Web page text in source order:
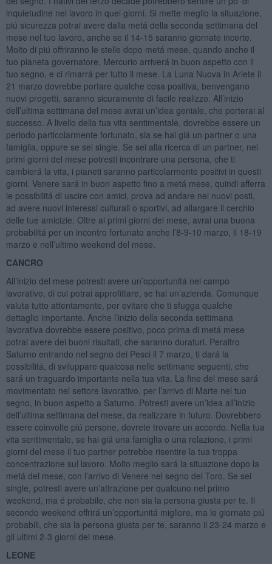
inquietudine nel lavoro in quei giorni. Si mette meglio la situazione,
piú sicurezza potrai avere dalla metá della seconda settimana del
mese nel tuo lavoro, anche se il 14-15 saranno giornate incerte.
Molto di piú offriranno le stelle dopo metá mese, quando anche il
tuo pianeta governatore, Mercurio arriverá in buon aspetto con il
tuo segno, e ci rimarrá per tutto il mese. La Luna Nuova in Ariete il
21 marzo dovrebbe portare qualche cosa positiva, benvengano
nuovi progetti, saranno sicuramente di facile realizzo. All’inizio
dell’ultima settimana del mese avrai un’idea geniale, che porterai al
successo. A livello della tua vita sentimentale, dovrebbe essere un
periodo particolarmente fortunato, sia se hai giá un partner o una
famiglia, oppure se sei single. Se sei alla ricerca di un partner, nei
primi giorni del mese potresti incontrare una persona, che ti
cambierá la vita, i pianeti saranno particolarmente positivi in questi
giorni. Venere sará in buon aspetto fino a metá mese, quindi afferra
le possibilitá di uscire con amici, prova ad andare nei nuovi posti,
ad avere nuovi interessi culturali o sportivi, ad allargare il cerchio
delle tue amicizie. Oltre ai primi giorni del mese, avrai una buona
probabilitá per un incontro fortunato anche l’8-9-10 marzo, il 18-19
marzo e nell’ultimo weekend del mese.
CANCRO
All’inizio del mese potresti avere un’opportunitá nel campo
lavorativo, di cui potrai approfittare, se hai un’azienda. Comunque
valuta tutto attentamente, per evitare che ti sfugga qualche
dettaglio importante. Anche l’inizio della seconda settimana
lavorativa dovrebbe essere positivo, poco prima di metá mese
potrai avere dei buoni risultati, che saranno duraturi. Peraltro
Saturno entrando nel segno dei Pesci il 7 marzo, ti dará la
possibilitá, di sviluppare qualcosa nelle settimane seguenti, che
sará un traguardo importante nella tua vita. La fine del mese sará
movimentato nel settore lavorativo, per l’arrivo di Marte nel tuo
segno, in buon aspetto a Saturno. Potresti avere un’idea all’inizio
dell’ultima settimana del mese, da realizzare in futuro. Dovrebbero
essere coinvolte piú persone, dovrete trovare un accordo. Nella tua
vita sentimentale, se hai giá una famiglia o una relazione, i primi
giorni del mese il tuo partner potrebbe risentire la tua troppa
concentrazione sul lavoro. Molto meglio sará la situazione dopo la
metá del mese, con l’arrivo di Venere nel segno del Toro. Se sei
single, potresti avere un’attrazione per qualcuno nel primo
weekend, ma é probabile, che non sia la persona giusta per te. Il
secondo weekend offrirá un’opportunitá migliore, ma le giornate piú
probabili, che sia la persona giusta per te, saranno il 23-24 marzo e
gli ultimi 2-3 giorni del mese.
LEONE